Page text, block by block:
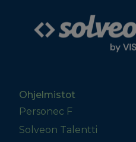
Ohjelmistot
Personec F
Solveon Talentti